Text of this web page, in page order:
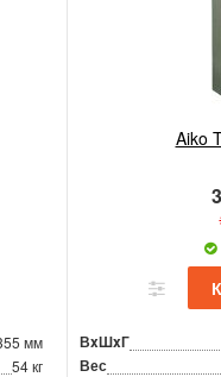
мм
54 кг
Aiko
ВxШxГ
Вес